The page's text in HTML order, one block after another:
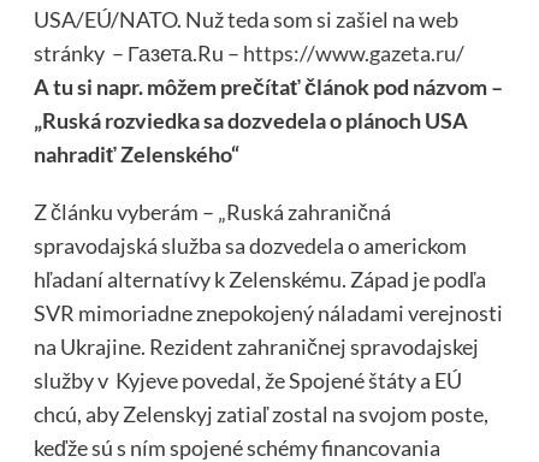
USA/EÚ/NATO. Nuž teda som si zašiel na web
stránky – Газета.Ru – https://www.gazeta.ru/
A tu si napr. môžem prečítať článok pod názvom –
„Ruská rozviedka sa dozvedela o plánoch USA
nahradiť Zelenského“
Z článku vyberám – „Ruská zahraničná
spravodajská služba sa dozvedela o americkom
hľadaní alternatívy k Zelenskému. Západ je podľa
SVR mimoriadne znepokojený náladami verejnosti
na Ukrajine. Rezident zahraničnej spravodajskej
služby v Kyjeve povedal, že Spojené štáty a EÚ
chcú, aby Zelenskyj zatiaľ zostal na svojom poste,
keďže sú s ním spojené schémy financovania